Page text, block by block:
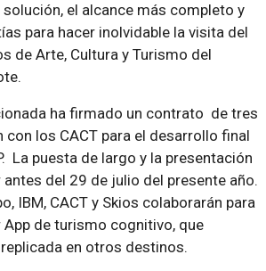
el alcance más completo y
para hacer inolvidable la visita del
de Arte, Cultura y Turismo del
ha firmado un contrato de tres
con los CACT para el desarrollo final
La puesta de largo y la presentación
del 29 de julio del presente año.
IBM, CACT y Skios colaborarán para
de turismo cognitivo, que
en otros destinos.